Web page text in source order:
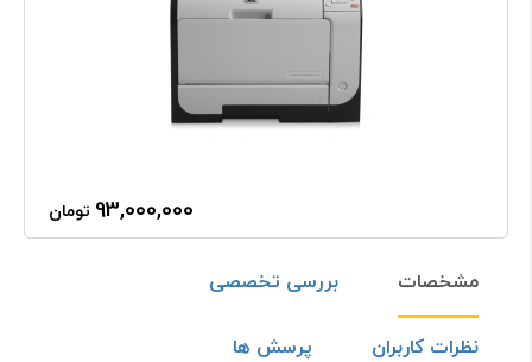
93,000,000 تومان
مشخصات بررسی تخصصی
نظرات کاربران پرسش ها